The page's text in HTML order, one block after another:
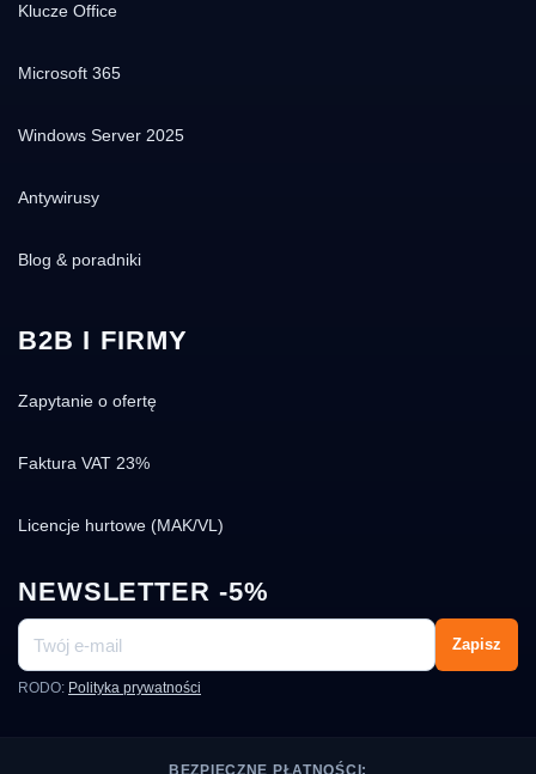
Klucze Office
Microsoft 365
Windows Server 2025
Antywirusy
Blog & poradniki
B2B I FIRMY
Zapytanie o ofertę
Faktura VAT 23%
Licencje hurtowe (MAK/VL)
NEWSLETTER -5%
Zapisz
RODO: Polityka prywatności